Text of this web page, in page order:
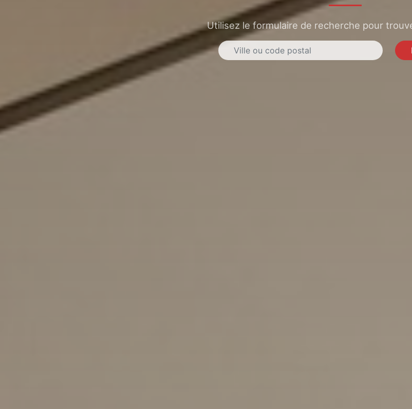
Utilisez le formulaire de recherche pour